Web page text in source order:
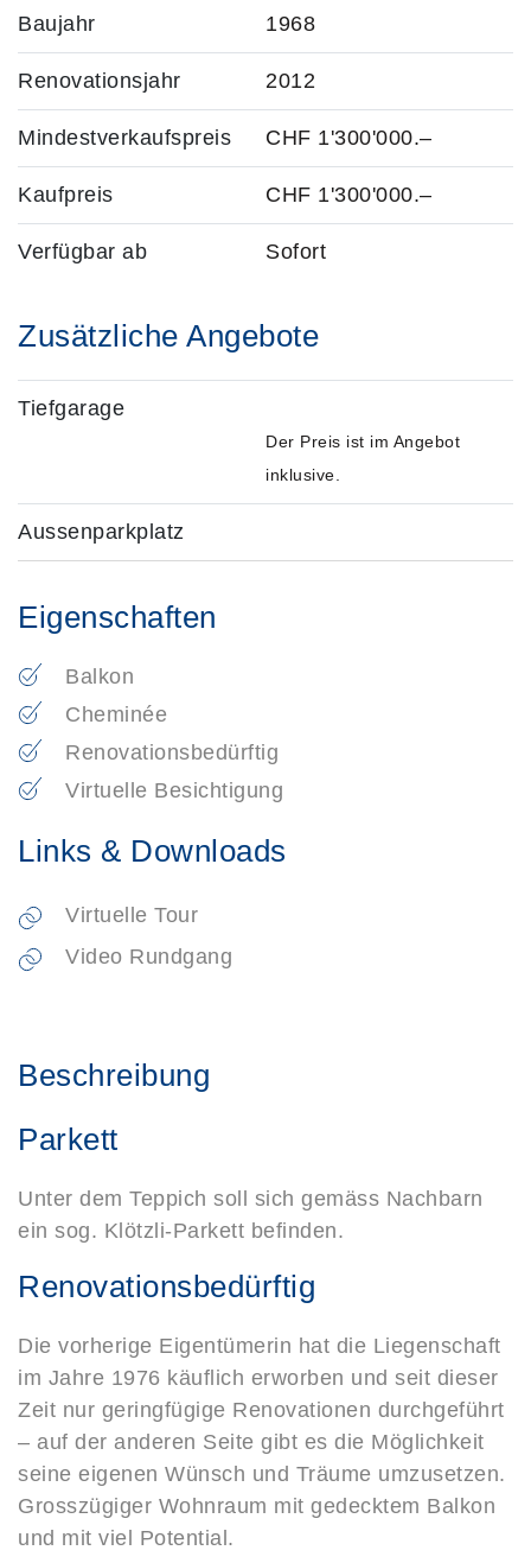
Baujahr 1968
Renovationsjahr 2012
Mindestverkaufspreis CHF 1'300'000.–
Kaufpreis CHF 1'300'000.–
Verfügbar ab Sofort
Zusätzliche Angebote
Tiefgarage
Der Preis ist im Angebot
inklusive.
Aussenparkplatz
Eigenschaften
Balkon
Cheminée
Renovationsbedürftig
Virtuelle Besichtigung
Links & Downloads
Virtuelle Tour
Video Rundgang
Beschreibung
Parkett
Unter dem Teppich soll sich gemäss Nachbarn
ein sog. Klötzli-Parkett befinden.
Renovationsbedürftig
Die vorherige Eigentümerin hat die Liegenschaft
im Jahre 1976 käuflich erworben und seit dieser
Zeit nur geringfügige Renovationen durchgeführt
– auf der anderen Seite gibt es die Möglichkeit
seine eigenen Wünsch und Träume umzusetzen.
Grosszügiger Wohnraum mit gedecktem Balkon
und mit viel Potential.